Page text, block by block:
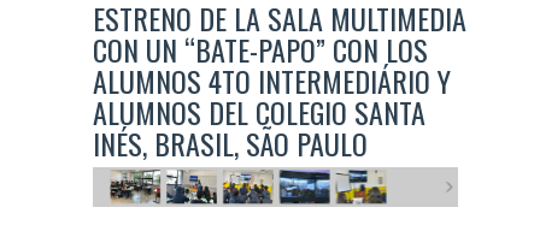
ESTRENO DE LA SALA MULTIMEDIA
CON UN “BATE-PAPO” CON LOS
ALUMNOS 4TO INTERMEDIÁRIO Y
ALUMNOS DEL COLEGIO SANTA
INÉS, BRASIL, SÃO PAULO